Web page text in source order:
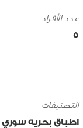
5
التصنيفات
اطباق بحريه سوري